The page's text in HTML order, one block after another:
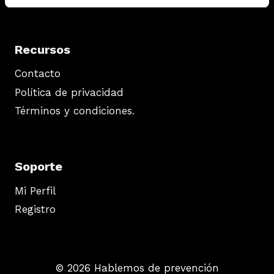
Recursos
Contacto
Política de privacidad
Términos y condiciones.
Soporte
Mi Perfil
Registro
© 2026 Hablemos de prevención